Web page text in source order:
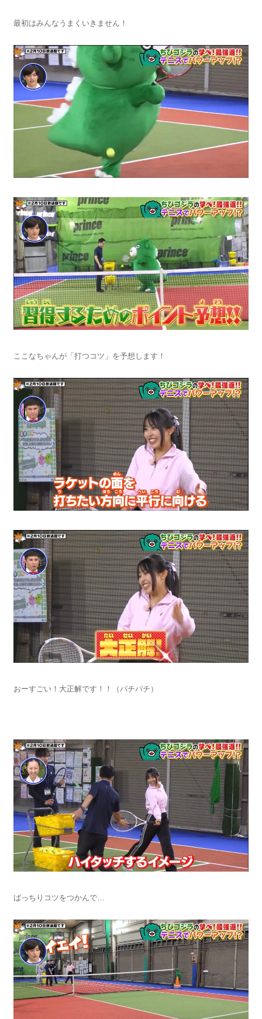
最初はみんなうまくいきません！
ここなちゃんが「打つコツ」を予想します！
おーすごい！大正解です！！（パチパチ）
ばっちりコツをつかんで…